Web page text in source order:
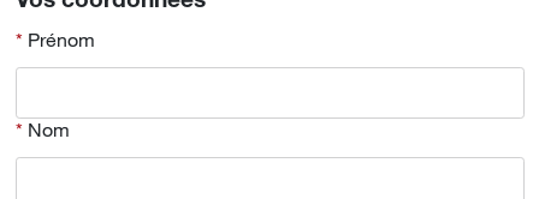
Prénom
Nom